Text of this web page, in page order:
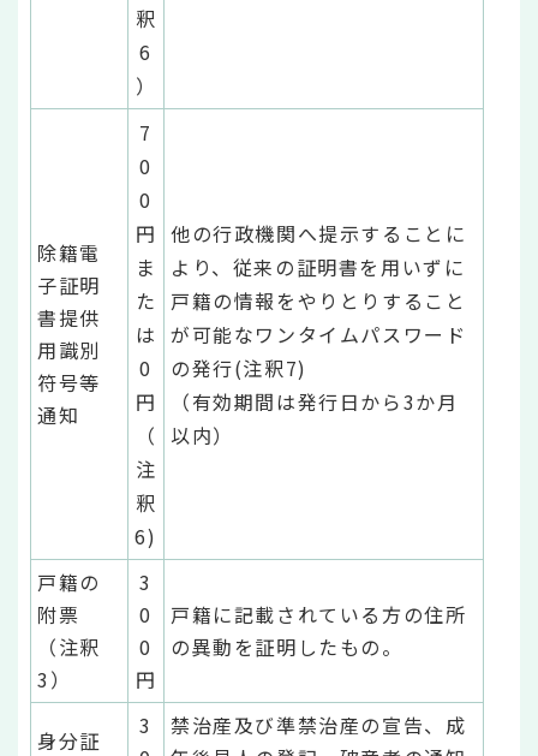
釈
6
）
除籍電
子証明
書提供
用識別
符号等
通知
7
0
0
円
ま
た
は
0
円
（
注
釈
6)
他の行政機関へ提示することに
より、従来の証明書を用いずに
戸籍の情報をやりとりすること
が可能なワンタイムパスワード
の発行(注釈7)
（有効期間は発行日から3か月
以内）
戸籍の
附票
（注釈
3）
3
0
0
円
戸籍に記載されている方の住所
の異動を証明したもの。
身分証
3
禁治産及び準禁治産の宣告、成